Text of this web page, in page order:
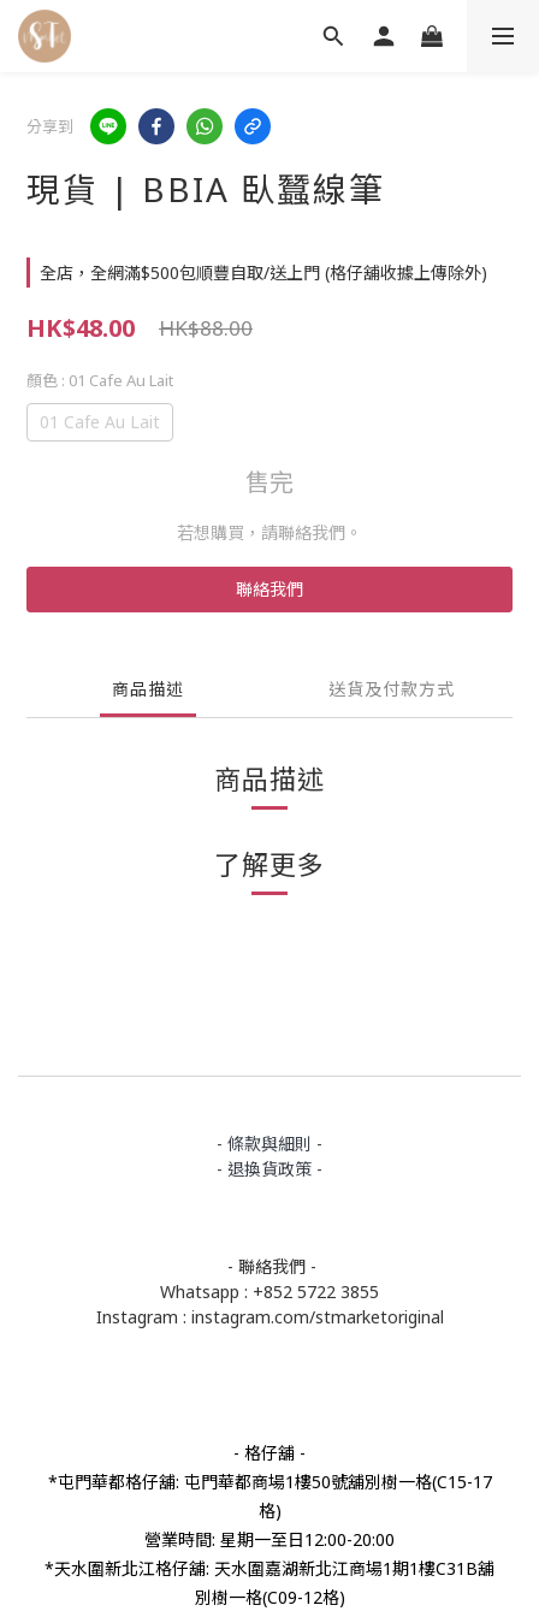
分享到
現貨 | BBIA 臥蠶線筆
全店，全網滿$500包順豐自取/送上門 (格仔舖收據上傳除外)
HK$48.00 HK$88.00
顏色 : 01 Cafe Au Lait
01 Cafe Au Lait
售完
若想購買，請聯絡我們。
聯絡我們
商品描述 送貨及付款方式
商品描述
了解更多
- 條款與細則 -
- 退換貨政策 -
- 聯絡我們 -
Whatsapp : +852 5722 3855
Instagram : instagram.com/stmarketoriginal
- 格仔舖 -
*屯門華都格仔舖: 屯門華都商場1樓50號舖別樹一格(C15-17
格)
營業時間: 星期一至日12:00-20:00
*天水圍新北江格仔舖: 天水圍嘉湖新北江商場1期1樓C31B舖
別樹一格(C09-12格)